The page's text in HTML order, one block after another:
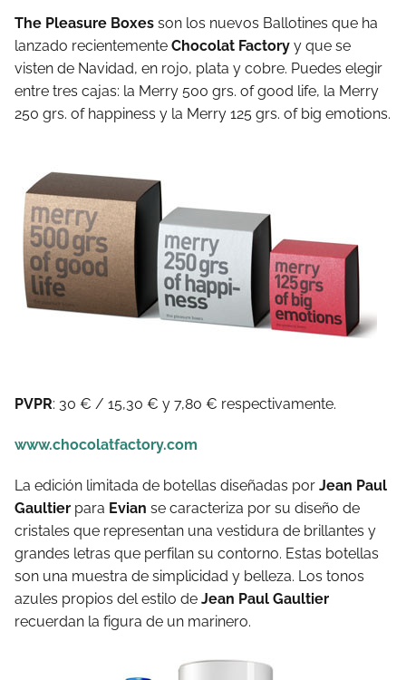
The Pleasure Boxes son los nuevos Ballotines que ha
lanzado recientemente Chocolat Factory y que se
visten de Navidad, en rojo, plata y cobre. Puedes elegir
entre tres cajas: la Merry 500 grs. of good life, la Merry
250 grs. of happiness y la Merry 125 grs. of big emotions.
PVPR: 30 € / 15,30 € y 7,80 € respectivamente.
www.chocolatfactory.com
La edición limitada de botellas diseñadas por Jean Paul
Gaultier para Evian se caracteriza por su diseño de
cristales que representan una vestidura de brillantes y
grandes letras que perfilan su contorno. Estas botellas
son una muestra de simplicidad y belleza. Los tonos
azules propios del estilo de Jean Paul Gaultier
recuerdan la figura de un marinero.